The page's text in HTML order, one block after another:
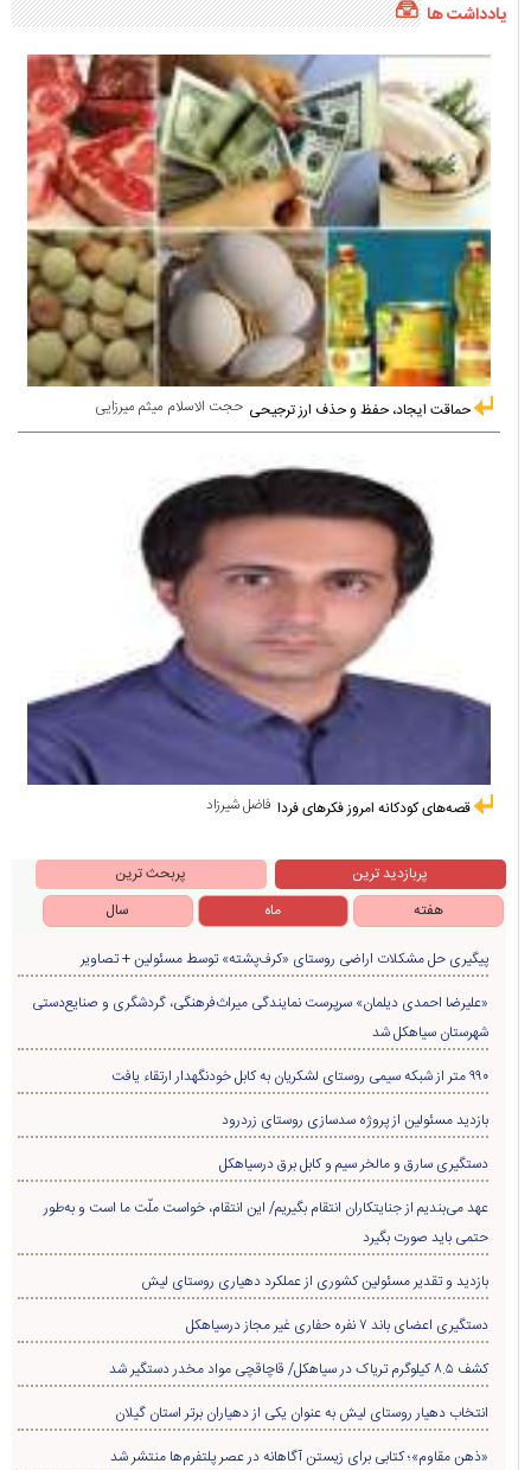
یادداشت ها
حجت الاسلام میثم میرزایی حماقت ایجاد، حفظ و حذف ارز ترجیحی
فاضل شیرزاد قصه‌های کودکانه امروز فکرهای فردا
پربازدید ترین
پربحث ترین
هفته
ماه سال
پیگیری حل مشکلات اراضی روستای «کرف‌پشته» توسط مسئولین + تصاویر
«علیرضا احمدی دیلمان» سرپرست نمایندگی میراث‌فرهنگی، گردشگری و صنایع‌دستی
شهرستان سیاهکل شد
۹۹۰ متر از شبکه سیمی روستای لشکریان به کابل خودنگهدار ارتقاء یافت
بازدید مسئولین از پروژه سدسازی روستای زردرود
دستگیری سارق و مالخر سیم و کابل برق درسیاهکل
عهد می‌بندیم از جنایتکاران انتقام بگیریم/ این انتقام، خواست ملّت ما است و به‌طور
حتمی باید صورت بگیرد
بازدید و تقدیر مسئولین کشوری از عملکرد دهیاری روستای لیش
دستگیری اعضای باند ۷ نفره حفاری غير مجاز درسیاهکل
کشف ۸.۵ کیلوگرم تریاک در سیاهکل/ قاچاقچی مواد مخدر دستگیر شد
انتخاب دهیار روستای لیش به عنوان یکی از دهیاران برتر استان گیلان
«ذهن مقاوم»؛ کتابی برای زیستن آگاهانه در عصر پلتفرم‌ها منتشر شد